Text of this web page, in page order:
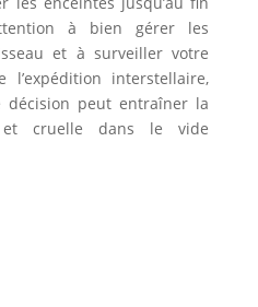
à bien gérer les
et à surveiller votre
l’expédition interstellaire,
décision peut entraîner la
cruelle dans le vide